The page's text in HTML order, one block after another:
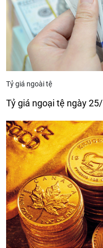
Tỷ giá ngoài tệ
Tỷ giá ngoại tệ ngày